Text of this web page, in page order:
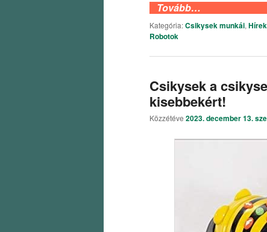
Tovább…
Kategória:Csikysek munkái, Hírek
Robotok
Csikysek a
kisebbekért!
Közzétéve 2023. december 13.